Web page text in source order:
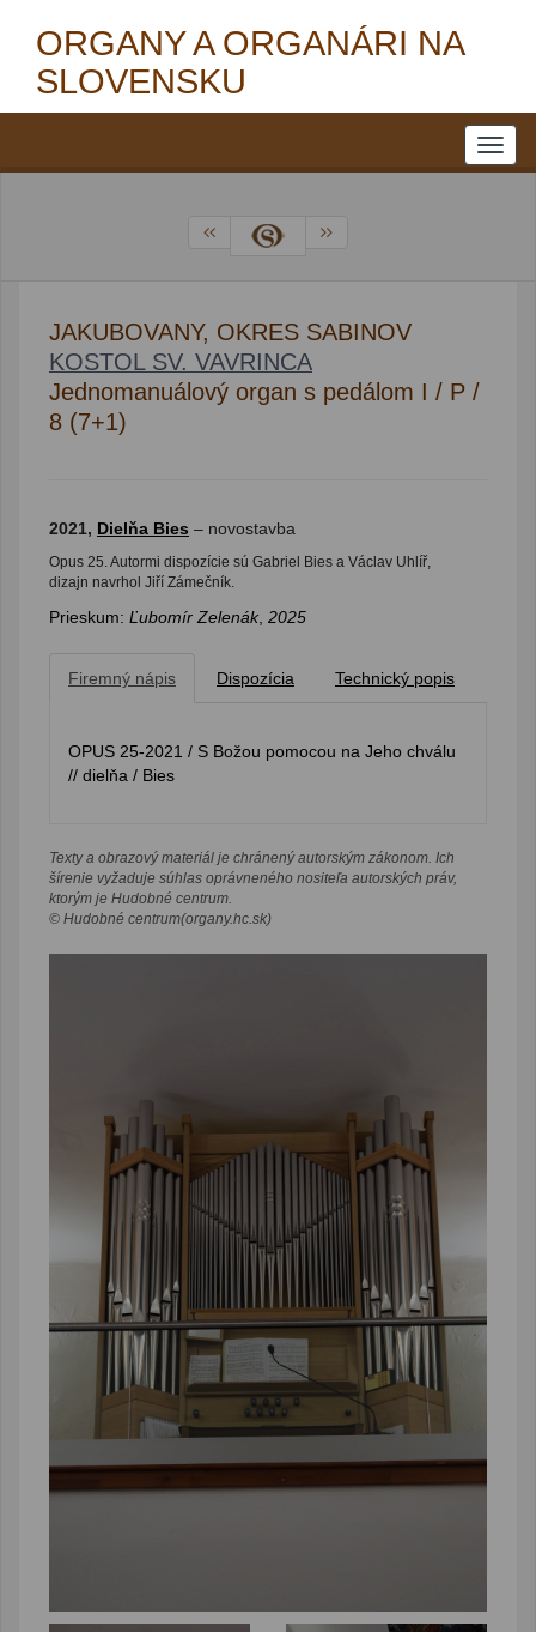
ORGANY A ORGANÁRI NA
SLOVENSKU
JAKUBOVANY, OKRES SABINOV
KOSTOL SV. VAVRINCA
Jednomanuálový organ s pedálom I / P /
8 (7+1)
2021, Dielňa Bies – novostavba
Opus 25. Autormi dispozície sú Gabriel Bies a Václav Uhlíř,
dizajn navrhol Jiří Zámečník.
Prieskum: Ľubomír Zelenák 2025
Firemný nápis Dispozícia Technický popis
OPUS 25-2021 / S Božou pomocou na Jeho chválu
// dielňa / Bies
Texty a obrazový materiál je chránený autorským zákonom. Ich
šírenie vyžaduje súhlas oprávneného nositeľa autorských práv,
ktorým je Hudobné centrum.
© Hudobné centrum(organy.hc.sk)